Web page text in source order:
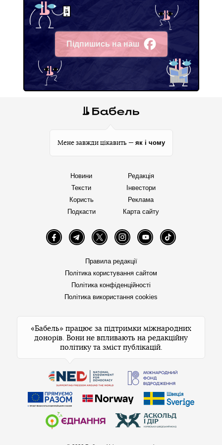
Підпишись на наш
Facebook
Мене завжди цікавить — як і чому
Новини
Тексти
Користь
Подкасти
Редакція
Інвестори
Реклама
Карта сайту
FacebookTelegramTwitter InstagramYouTube TikTok
Правила редакції
Політика користування сайтом
Політика конфіденційності
Політика використання cookies
«Бабель» працює за підтримки міжнародних
донорів. Вони не впливають на редакційну
політику та зміст публікацій.